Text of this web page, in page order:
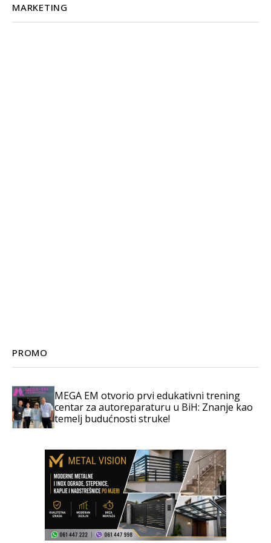
MARKETING
PROMO
MEGA EM otvorio prvi edukativni trening
centar za autoreparaturu u BiH: Znanje kao
temelj budućnosti struke!